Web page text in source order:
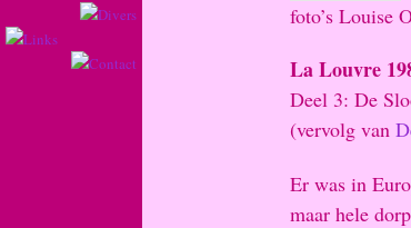
foto’s Louise
La Louvre
Deel 3: De
(vervolg van
Er was in
maar hele